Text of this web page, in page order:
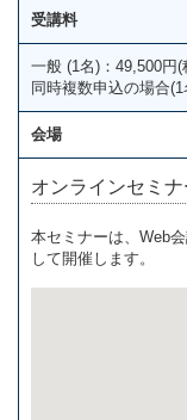
受講料
一般 (1名)：49,500円(
同時複数申込の場合
会場
オンラインセミナ
本セミナーは、Web
して開催します。